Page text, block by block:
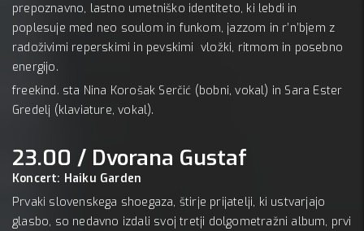
prepoznavno, lastno umetniško identiteto, ki lebdi in
poplesuje med neo soulom in funkom, jazzom in r’n’bjem z
radoživimi reperskimi in pevskimi vložki, ritmom in posebno
energijo.
freekind. sta Nina Korošak Serčić (bobni, vokal) in Sara Ester
Gredelj (klaviature, vokal).
23.00 / Dvorana Gustaf
Koncert: Haiku Garden
Prvaki slovenskega shoegaza, štirje prijatelji, ki ustvarjajo
glasbo, so nedavno izdali svoj tretji dolgometražni album, prvi